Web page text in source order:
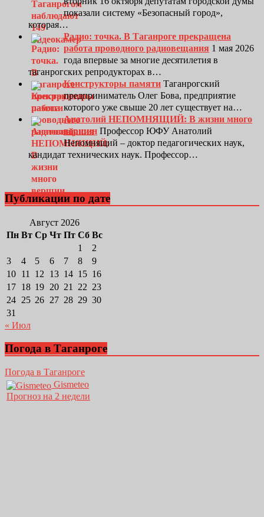
показали систему «Безопасный город»,
которая…
Радио: точка. В Таганроге прекращена
работа проводного радиовещания 1 мая 2026
года впервые за многие десятилетия в
таганрогских репродукторах в…
Конструкторы памяти Таганрогский
предприниматель Олег Бова, предприятие
которого уже свыше 20 лет существует на…
Анатолий НЕПОМНЯЩИЙ: В жизни много
вершин Профессор ЮФУ Анатолий
Непомнящий – доктор педагогических наук,
кандидат технических наук. Профессор…
Публикации по дате
Август 2026
Пн Вт Ср Чт Пт Сб Вс
1
2
3
4 5 6 7 8
9
10 11 12 13 14 15 16
17 18 19 20 21 22 23
24 25 26 27 28 29 30
31
« Июл
Погода в Таганроге
Погода в Таганроге
Gismeteo
Прогноз на 2 недели